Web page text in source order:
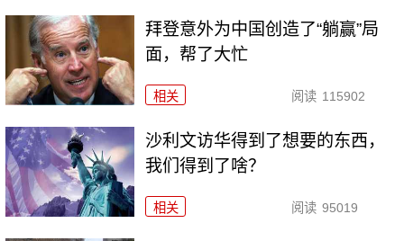
拜登意外为中国创造了“躺赢”局
面，帮了大忙
相关 阅读 115902
沙利文访华得到了想要的东西，
我们得到了啥？
相关 阅读 95019